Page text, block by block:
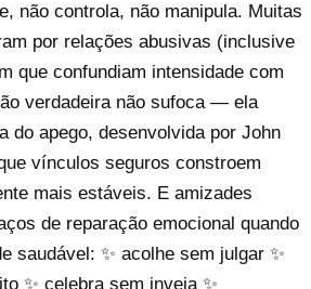
não controla, não manipula. Muitas
por relações abusivas (inclusive
que confundiam intensidade com
verdadeira não sufoca — ela
do apego, desenvolvida por John
vínculos seguros constroem
mais estáveis. E amizades
de reparação emocional quando
saudável: ✨ acolhe sem julgar ✨
✨ celebra sem inveja ✨